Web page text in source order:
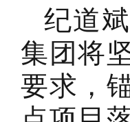
纪道
集团将
要求，